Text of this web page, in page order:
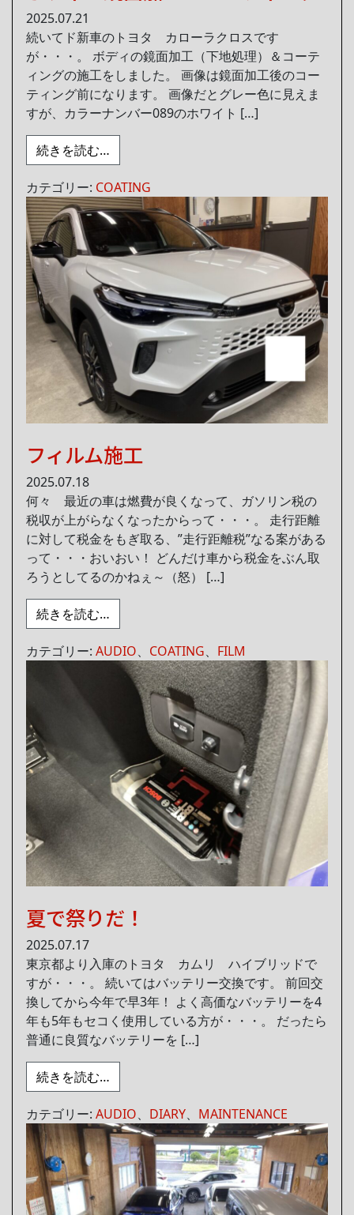
2025.07.21
続いてド新車のトヨタ カローラクロスです
が・・・。 ボディの鏡面加工（下地処理）＆コーテ
ィングの施工をしました。 画像は鏡面加工後のコー
ティング前になります。 画像だとグレー色に見えま
すが、カラーナンバー089のホワイト […]
続きを読む…
カテゴリー: COATING
フィルム施工
2025.07.18
何々 最近の車は燃費が良くなって、ガソリン税の
税収が上がらなくなったからって・・・。 走行距離
に対して税金をもぎ取る、”走行距離税”なる案がある
って・・・おいおい！ どんだけ車から税金をぶん取
ろうとしてるのかねぇ～（怒） […]
続きを読む…
カテゴリー: AUDIO、 COATING、 FILM
夏で祭りだ！
2025.07.17
東京都より入庫のトヨタ カムリ ハイブリッドで
すが・・・。 続いてはバッテリー交換です。 前回交
換してから今年で早3年！ よく高価なバッテリーを4
年も5年もセコく使用している方が・・・。 だったら
普通に良質なバッテリーを […]
続きを読む…
カテゴリー: AUDIO、 DIARY、 MAINTENANCE